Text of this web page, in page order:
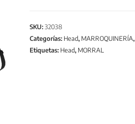
SKU:32038
Categorías: Head, MARROQUINERÍA,
Etiquetas: Head, MORRAL